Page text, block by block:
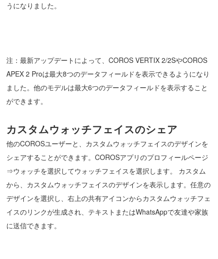
うになりました。
注：最新アップデートによって、COROS VERTIX 2/2SやCOROS
APEX 2 Proは最大8つのデータフィールドを表示できるようになり
ました。他のモデルは最大6つのデータフィールドを表示すること
ができます。
カスタムウォッチフェイスのシェア
他のCOROSユーザーと、カスタムウォッチフェイスのデザインを
シェアすることができます。COROSアプリのプロフィールページ
⇒ウォッチを選択してウォッチフェイスを選択します。 カスタム
から、カスタムウォッチフェイスのデザインを表示します。任意の
デザインを選択し、右上の共有アイコンからカスタムウォッチフェ
イスのリンクが生成され、テキストまたはWhatsAppで友達や家族
に送信できます。